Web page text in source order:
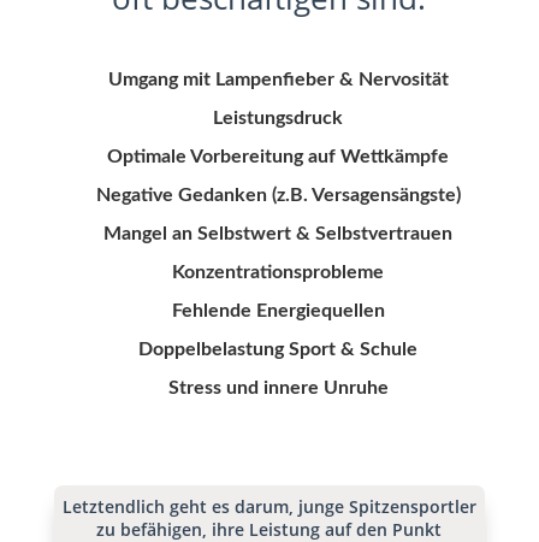
Umgang mit Lampenfieber & Nervosität
Leistungsdruck
Optimale Vorbereitung auf Wettkämpfe
Negative Gedanken (z.B. Versagensängste)
Mangel an Selbstwert & Selbstvertrauen
Konzentrationsprobleme
Fehlende Energiequellen
Doppelbelastung Sport & Schule
Stress und innere Unruhe
Letztendlich geht es darum, junge Spitzensportler
zu befähigen, ihre Leistung auf den Punkt